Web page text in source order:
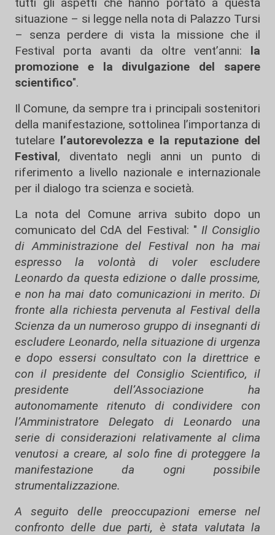
situazione – si legge nella nota di Palazzo Tursi
– senza perdere di vista la missione che il
Festival porta avanti da oltre vent’anni: la
promozione e la divulgazione del sapere
scientifico".
Il Comune, da sempre tra i principali sostenitori
della manifestazione, sottolinea l’importanza di
tutelare l’autorevolezza e la reputazione del
Festival, diventato negli anni un punto di
riferimento a livello nazionale e internazionale
per il dialogo tra scienza e società.
La nota del Comune arriva subito dopo un
comunicato del CdA del Festival: " Il Consiglio
di Amministrazione del Festival non ha mai
espresso la volontà di voler escludere
Leonardo da questa edizione o dalle prossime,
e non ha mai dato comunicazioni in merito. Di
fronte alla richiesta pervenuta al Festival della
Scienza da un numeroso gruppo di insegnanti di
escludere Leonardo, nella situazione di urgenza
e dopo essersi consultato con la direttrice e
con il presidente del Consiglio Scientifico, il
presidente dell’Associazione ha
autonomamente ritenuto di condividere con
l’Amministratore Delegato di Leonardo una
serie di considerazioni relativamente al clima
venutosi a creare, al solo fine di proteggere la
manifestazione da ogni possibile
strumentalizzazione.
A seguito delle preoccupazioni emerse nel
confronto delle due parti, è stata valutata la